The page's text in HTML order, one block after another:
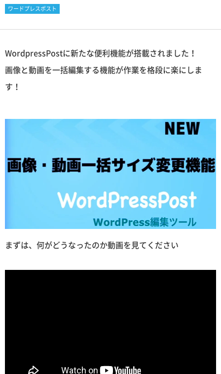
ワードプレスポスト
WordpressPostに新たな便利機能が搭載されました！
画像と動画を一括編集する機能が作業を格段に楽にしま
す！
まずは、何がどうなったのか動画を見てください